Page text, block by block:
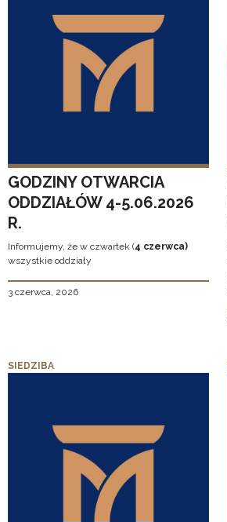
GODZINY OTWARCIA
ODDZIAŁÓW 4-5.06.2026
R.
Informujemy, że w czwartek (4 czerwca)
wszystkie oddziały
3 czerwca, 2026
SIEDZIBA